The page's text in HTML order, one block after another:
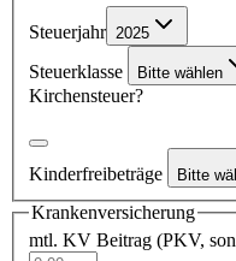
Steuerjahr 2025
Steuerklasse Bitte wählen
Kirchensteuer?
Kinderfreibeträge Bitte
Krankenversicherung
mtl. KV Beitrag (PKV,